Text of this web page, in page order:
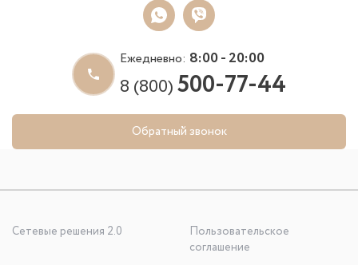
Ежедневно: 8:00 - 20:00
8 (800)500-77-44
Обратный звонок
Сетевые решения 2.0
Пользовательское
соглашение